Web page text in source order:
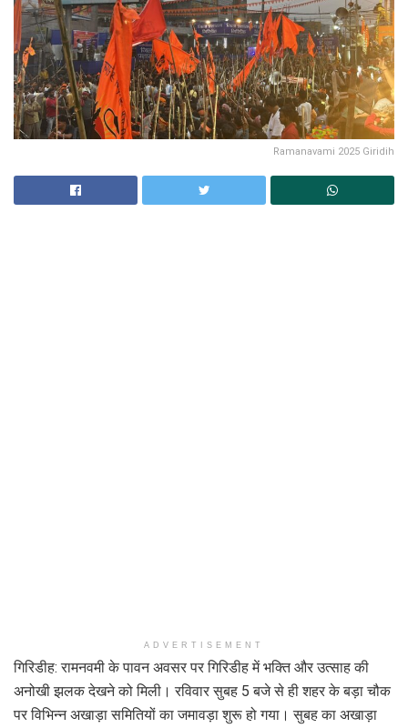
Ramanavami 2025 Giridih
ADVERTISEMENT
गिरिडीह: रामनवमी के पावन अवसर पर गिरिडीह में भक्ति और उत्साह की
अनोखी झलक देखने को मिली। रविवार सुबह 5 बजे से ही शहर के बड़ा चौक
पर विभिन्न अखाड़ा समितियों का जमावड़ा शुरू हो गया। सुबह का अखाड़ा